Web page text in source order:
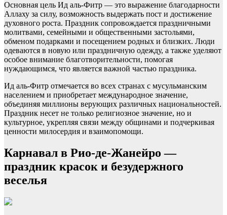
Основная цель Ид аль-Фитр — это выражение благодарности
Аллаху за силу, возможность выдержать пост и достижение
духовного роста. Праздник сопровождается праздничными
молитвами, семейными и общественными застольями,
обменом подарками и посещением родных и близких. Люди
одеваются в новую или праздничную одежду, а также уделяют
особое внимание благотворительности, помогая
нуждающимся, что является важной частью праздника.
Ид аль-Фитр отмечается во всех странах с мусульманским
населением и приобретает международное значение,
объединяя миллионы верующих различных национальностей.
Праздник несет не только религиозное значение, но и
культурное, укрепляя связи между общинами и подчеркивая
ценности милосердия и взаимопомощи.
Карнавал в Рио-де-Жанейро —
праздник красок и безудержного
веселья